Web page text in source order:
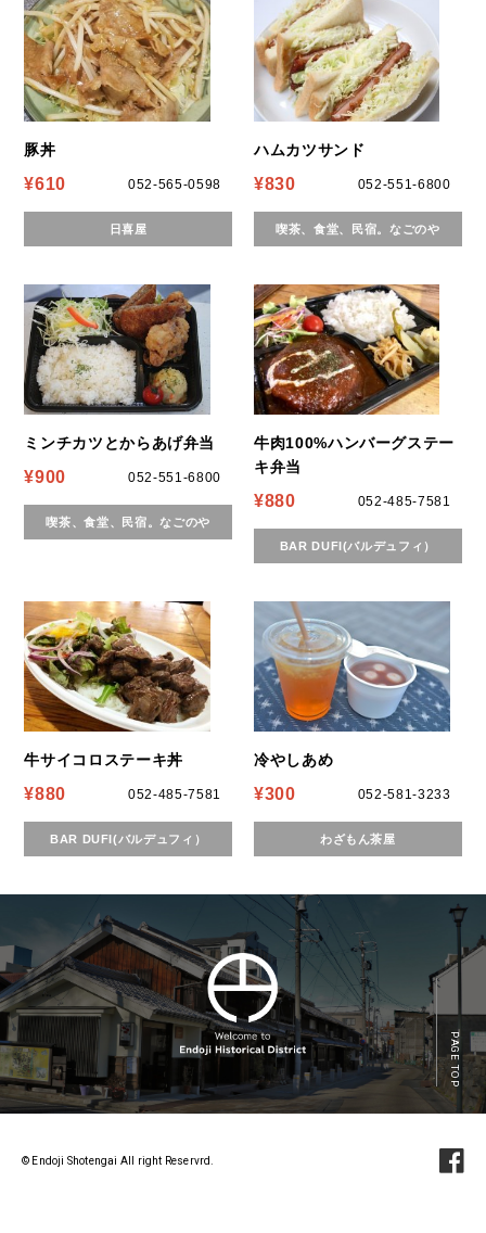
豚丼
¥610 052-565-0598
日喜屋
ハムカツサンド
¥830 052-551-6800
喫茶、食堂、民宿。なごのや
ミンチカツとからあげ弁当
¥900 052-551-6800
喫茶、食堂、民宿。なごのや
牛肉100%ハンバーグステー
キ弁当
¥880 052-485-7581
BAR DUFI(バルデュフィ）
牛サイコロステーキ丼
¥880 052-485-7581
BAR DUFI(バルデュフィ）
冷やしあめ
¥300 052-581-3233
わざもん茶屋
PAGE TOP
© Endoji Shotengai All right Reservrd.